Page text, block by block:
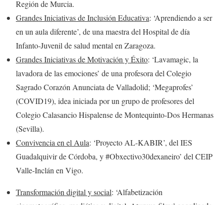
Región de Murcia.
Grandes Iniciativas de Inclusión Educativa: ‘Aprendiendo a ser
en un aula diferente’, de una maestra del Hospital de día
Infanto-Juvenil de salud mental en Zaragoza.
Grandes Iniciativas de Motivación y Éxito: ‘Lavamagic, la
lavadora de las emociones’ de una profesora del Colegio
Sagrado Corazón Anunciata de Valladolid; ‘Megaprofes’
(COVID19), idea iniciada por un grupo de profesores del
Colegio Calasancio Hispalense de Montequinto-Dos Hermanas
(Sevilla).
Convivencia en el Aula: ‘Proyecto AL-KABIR’, del IES
Guadalquivir de Córdoba, y #Obxectivo30dexaneiro’ del CEIP
Valle-Inclán en Vigo.
Transformación digital y social: ‘Alfabetización